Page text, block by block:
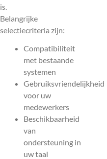
is.
Belangrijke
selectiecriteria zijn:
Compatibiliteit
met bestaande
systemen
Gebruiksvriendelijkheid
voor uw
medewerkers
Beschikbaarheid
van
ondersteuning in
uw taal